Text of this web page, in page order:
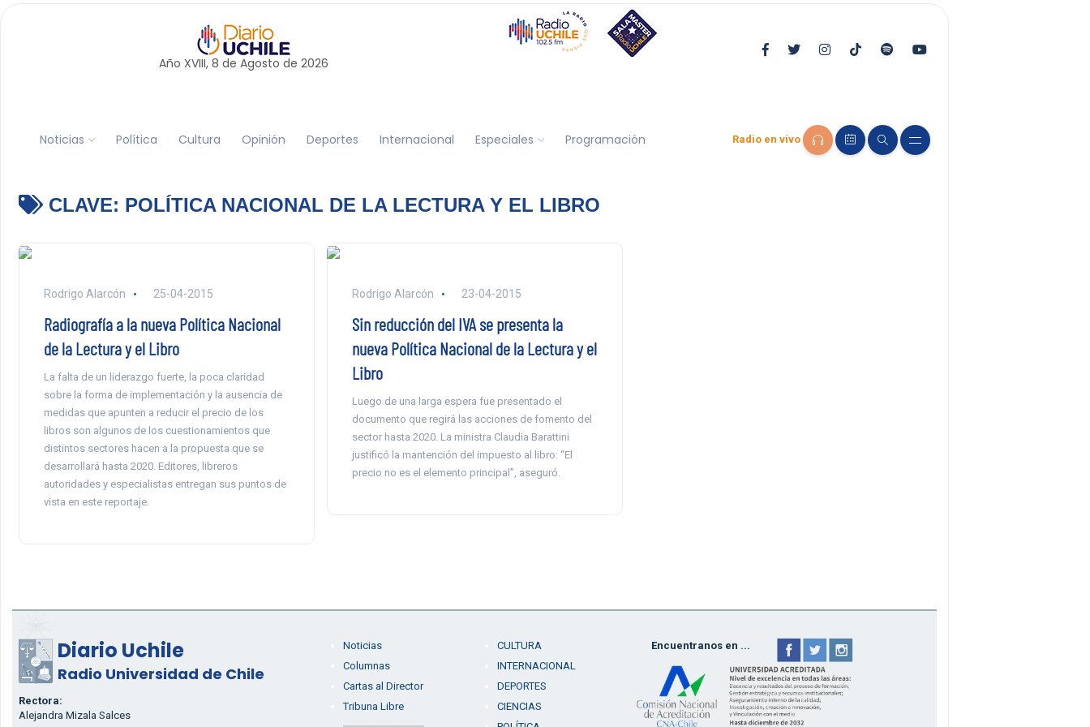
Año XVIII, 8 de Agosto de 2026
Noticias Política Cultura Opinión Deportes Internacional Especiales Programación Radio en vivo
CLAVE: POLÍTICA NACIONAL DE LA LECTURA Y EL LIBRO
Rodrigo Alarcón 25-04-2015
Radiografía a la nueva Política Nacional
de la Lectura y el Libro
La falta de un liderazgo fuerte, la poca claridad
sobre la forma de implementación y la ausencia de
medidas que apunten a reducir el precio de los
libros son algunos de los cuestionamientos que
distintos sectores hacen a la propuesta que se
desarrollará hasta 2020. Editores, libreros
autoridades y especialistas entregan sus puntos de
vista en este reportaje.
Rodrigo Alarcón 23-04-2015
Sin reducción del IVA se presenta la
nueva Política Nacional de la Lectura y el
Libro
Luego de una larga espera fue presentado el
documento que regirá las acciones de fomento del
sector hasta 2020. La ministra Claudia Barattini
justificó la mantención del impuesto al libro: “El
precio no es el elemento principal”, aseguró.
Diario Uchile
Radio Universidad de Chile
Rectora:
Alejandra Mizala Salces
Noticias
Columnas
Cartas al Director
Tribuna Libre
CULTURA
INTERNACIONAL
DEPORTES
CIENCIAS
Encuentranos en ...